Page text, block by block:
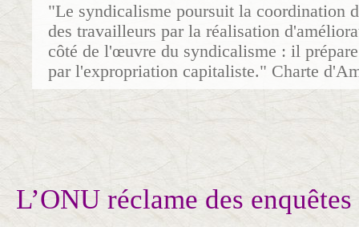
"Le syndicalisme poursuit la coordination
des travailleurs par la réalisation
côté de l'œuvre du syndicalisme : il
par l'expropriation capitaliste." Charte
L’ONU réclame des